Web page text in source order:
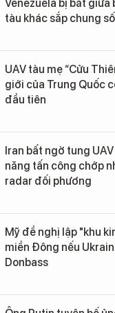
Venezuela bị bắt giữa
tàu khác sắp chung
UAV tàu mẹ “Cửu
giới của Trung Quốc
đầu tiên
Iran bất ngờ tung
năng tấn công chớp
radar đối phương
Mỹ đề nghị lập "khu
miền Đông nếu
Donbass